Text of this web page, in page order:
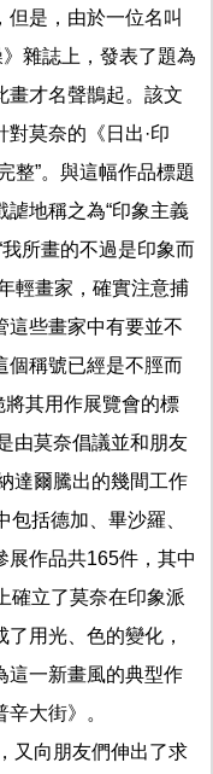
但是，由於一位名叫
雜誌上，發表了題為
畫才名聲鵲起。該文
莫奈的《日出·印
整”。與這幅作品標題
地稱之為“印象主義
所畫的不過是印象而
輕畫家，確實注意捕
這些畫家中有要並不
個稱號已經是不脛而
其用作展覽會的標
由莫奈倡議並和朋友
達爾騰出的幾間工作
括德加、畢沙羅、
展作品共165件，其中
確立了莫奈在印象派
用光、色的變化，
這一新畫風的典型作
大街》。
又向朋友們伸出了求